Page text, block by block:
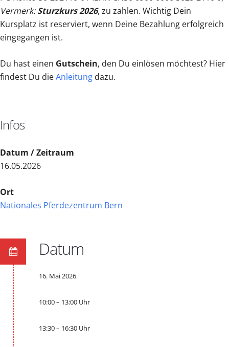
Vermerk:Sturzkurs 2026, zu zahlen. Wichtig Dein
Kursplatz ist reserviert, wenn Deine Bezahlung erfolgreich
eingegangen ist.
Du hast einen Gutschein, den Du einlösen möchtest? Hier
findest Du dieAnleitung dazu.
Infos
Datum / Zeitraum
16.05.2026
Ort
Nationales Pferdezentrum Bern
Datum
16. Mai 2026
10:00 – 13:00 Uhr
13:30 – 16:30 Uhr